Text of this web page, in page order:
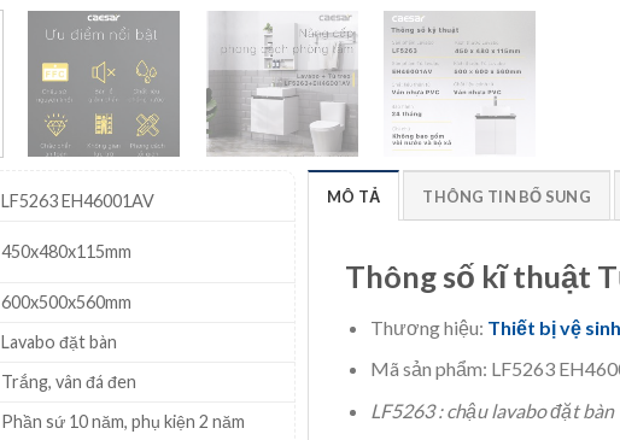
LF5263 EH46001AV
450x480x115mm
600x500x560mm
Lavabo đặt bàn
Trắng, vân đá đen
Phần sứ 10 năm, phụ kiện 2 năm
MÔ TẢ THÔNG TIN BỔ SUNG
Thông số kĩ thuật
Thương hiệu: Thiết bị vệ sinh
Mã sản phẩm: LF5263
LF5263 : chậu lavabo đặt bàn